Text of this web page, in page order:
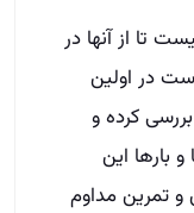
تا از آنها در
در اولین
کرده و
بارها این
و تمرین مداوم